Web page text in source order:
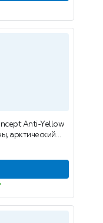
Anti-Yellow
арктический